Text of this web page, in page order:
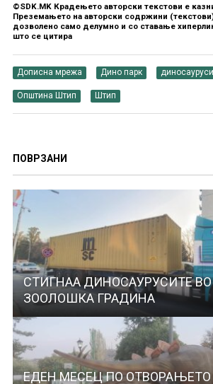
©SDK.MK Крадењето авторски текстови е
Преземањето на авторски содржини
дозволено само делумно и со ставање
што се цитира
Дописна мрежа Дино парк диносауруси
Општина Штип Штип
ПОВРЗАНИ
СТИГНАА ДИНОСАУРУСИТЕ
ЗООЛОШКА ГРАДИНА
ЕДЕН МЕСЕЦ ПО ОТВОРАЊЕТО